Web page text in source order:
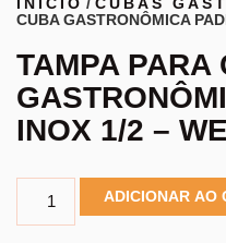
CUBA GASTRONÔMICA
TAMPA PARA
INOX 1/2 –
ADICIONAR AO